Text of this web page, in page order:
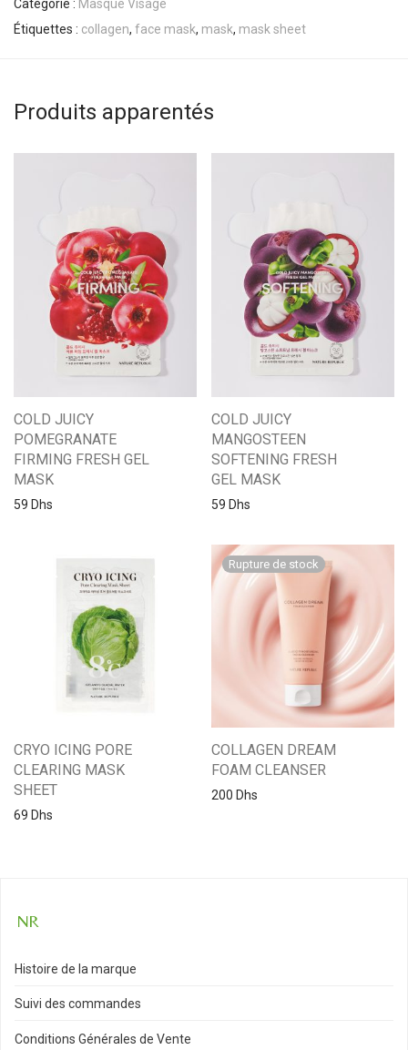
Catégorie : Masque Visage
Étiquettes : collagen, face mask, mask, mask sheet
Produits apparentés
COLD JUICY
POMEGRANATE
FIRMING FRESH GEL
MASK
59 Dhs
COLD JUICY
MANGOSTEEN
SOFTENING FRESH
GEL MASK
59 Dhs
CRYO ICING PORE
CLEARING MASK
SHEET
69 Dhs
COLLAGEN DREAM
FOAM CLEANSER
200 Dhs
Histoire de la marque
Suivi des commandes
Conditions Générales de Vente